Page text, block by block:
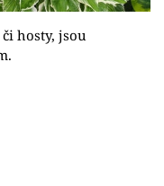
hosty, jsou